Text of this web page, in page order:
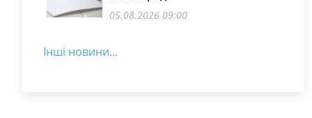
05.08.2026 09:00
Інші новини...